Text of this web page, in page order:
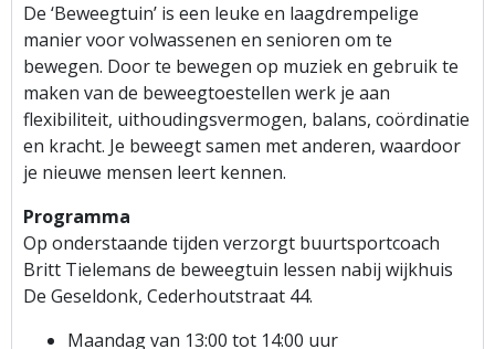
De ‘Beweegtuin’ is een leuke en laagdrempelige
manier voor volwassenen en senioren om te
bewegen. Door te bewegen op muziek en gebruik te
maken van de beweegtoestellen werk je aan
flexibiliteit, uithoudingsvermogen, balans, coördinatie
en kracht. Je beweegt samen met anderen, waardoor
je nieuwe mensen leert kennen.
Programma
Op onderstaande tijden verzorgt buurtsportcoach
Britt Tielemans de beweegtuin lessen nabij wijkhuis
De Geseldonk, Cederhoutstraat 44.
Maandag van 13:00 tot 14:00 uur